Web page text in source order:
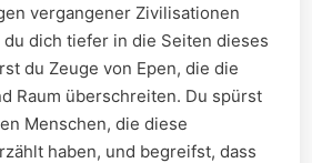
vergangener Zivilisationen
dich ‌tiefer in die Seiten dieses
du ⁣Zeuge⁢ von Epen,⁢ die die
Raum ​überschreiten. Du spürst
Menschen, die diese
haben, und begreifst, dass⁣